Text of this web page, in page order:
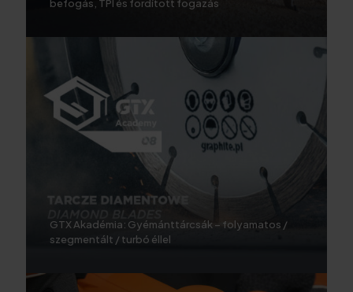
befogás, TPI és fordított fogazás
GTX Akadémia: Gyémánttárcsák – folyamatos /
szegmentált / turbó éllel